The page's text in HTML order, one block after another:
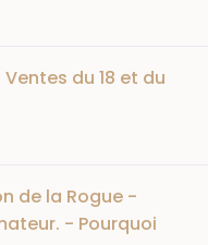
du 18 et du
de la Rogue -
- Pourquoi